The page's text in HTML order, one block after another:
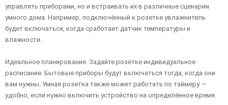
управлять приборами, но и встраивать их в различные сценарии
умного дома. Например, подключённый к розетке увлажнитель
будет включаться, когда сработает датчик температуры и
влажности.
Идеальное планирование. Задайте розетке индивидуальное
расписание. Бытовые приборы будут включаться тогда, когда они
вам нужны. Умная розетка также может работать по таймеру —
удобно, если нужно включить устройство на определённое время.